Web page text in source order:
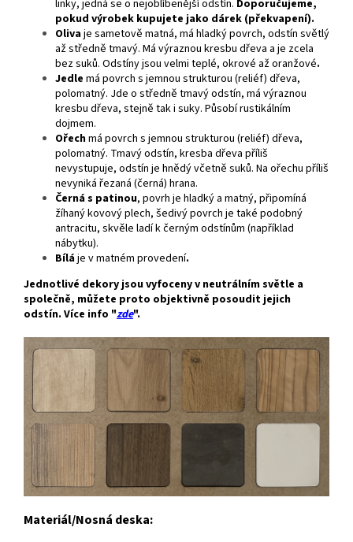
linky, jedná se o nejoblíbenější odstín. Doporučujeme,
pokud výrobek kupujete jako dárek (překvapení).
Olivaje sametově matná, má hladký povrch, odstín světlý
až středně tmavý. Má výraznou kresbu dřeva a je zcela
bez suků. Odstíny jsou velmi teplé, okrové až oranžové.
Jedle má povrch s jemnou strukturou (reliéf) dřeva,
polomatný. Jde o středně tmavý odstín, má výraznou
kresbu dřeva, stejně tak i suky. Působí rustikálním
dojmem.
Ořechmá povrch s jemnou strukturou (reliéf) dřeva,
polomatný. Tmavý odstín, kresba dřeva příliš
nevystupuje, odstín je hnědý včetně suků. Na ořechu příliš
nevyniká řezaná (černá) hrana.
Černá s patinou, povrh je hladký a matný, připomíná
žíhaný kovový plech, šedivý povrch je také podobný
antracitu, skvěle ladí k černým odstínům (například
nábytku).
Bíláje v matném provedení.
Jednotlivé dekory jsou vyfoceny v neutrálním světle a
společně, můžete proto objektivně posoudit jejich
odstín. Více info "zde".
Materiál/Nosná deska: